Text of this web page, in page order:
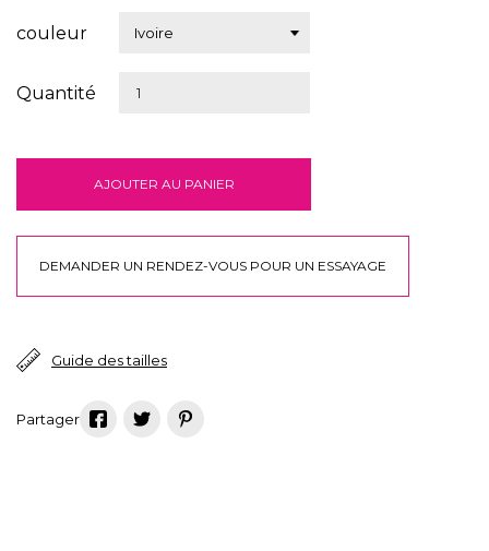
couleur
Quantité
AJOUTER AU PANIER
DEMANDER UN RENDEZ-VOUS POUR UN ESSAYAGE
Guide des tailles